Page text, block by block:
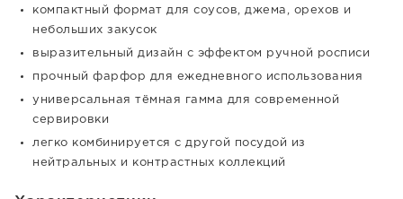
компактный формат для соусов, джема, орехов и
небольших закусок
выразительный дизайн с эффектом ручной росписи
прочный фарфор для ежедневного использования
универсальная тёмная гамма для современной
сервировки
легко комбинируется с другой посудой из
нейтральных и контрастных коллекций